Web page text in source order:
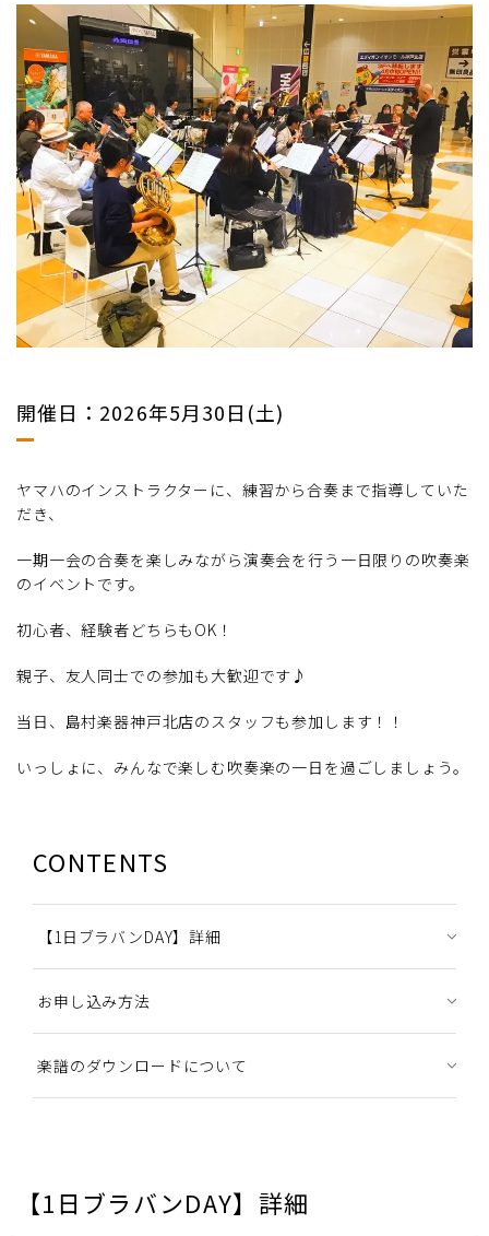
開催日：2026年5月30日(土)
ヤマハのインストラクターに、練習から合奏まで指導していた
だき、
一期一会の合奏を楽しみながら演奏会を行う一日限りの吹奏楽
のイベントです。
初心者、経験者どちらもOK！
親子、友人同士での参加も大歓迎です♪
当日、島村楽器神戸北店のスタッフも参加します！！
いっしょに、みんなで楽しむ吹奏楽の一日を過ごしましょう。
CONTENTS
【1日ブラバンDAY】詳細
お申し込み方法
楽譜のダウンロードについて
【1日ブラバンDAY】詳細